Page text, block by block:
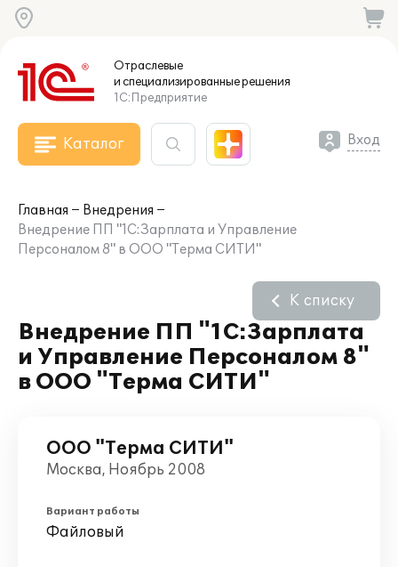
Отраслевые
и специализированныерешения
1С:Предприятие
Каталог Вход
Главная
Внедрения
Внедрение ПП "1С:Зарплата и Управление
Персоналом 8" в ООО "Терма СИТИ"
Внедрение ПП "1С:Зарплата
и Управление Персоналом 8"
в ООО "Терма СИТИ"
К списку
ООО "Терма СИТИ"
Москва, Ноябрь 2008
Вариант работы
Файловый